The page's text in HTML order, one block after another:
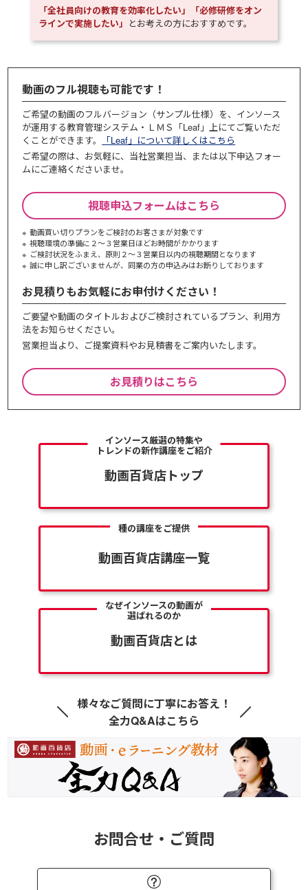
「全社員向けの教育を効率化したい」「必修研修をオン
ラインで実施したい」 とお考えの方におすすめです。
動画のフル視聴も可能です！
ご希望の動画のフルバージョン（サンプル仕様）を、インソース
が運用する教育管理システム・ＬＭＳ「Leaf」上にてご覧いただ
くことができます。
「Leaf」について詳しくはこちら
ご希望の際は、お気軽に、当社営業担当、または以下申込フォー
ムにご連絡くださいませ。
視聴申込フォームはこちら
動画買い切りプランをご検討のお客さまが対象です
視聴環境の準備に２～３営業日ほどお時間がかかります
ご検討状況をふまえ、原則２～３営業⽇以内の視聴期間となります
誠に申し訳ございませんが、同業の⽅の申込みはお断りしております
お見積りもお気軽にお申付けください！
ご要望や動画のタイトルおよびご検討されているプラン、利⽤⽅
法をお知らせください。
営業担当より、ご提案資料やお⾒積書をご案内いたします。
お見積りはこちら
インソース厳選の特集や
トレンドの新作講座をご紹介
動画百貨店トップ
種の講座をご提供
動画百貨店講座一覧
なぜインソースの動画が
選ばれるのか
動画百貨店とは
様々なご質問に丁寧にお答え！
全力Q&Aはこちら
お問合せ・ご質問